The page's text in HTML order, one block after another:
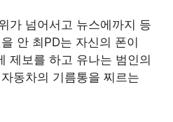
가 넘어서고 뉴스에까지 등
안 최PD는 자신의 폰이
제보를 하고 유나는 범인의
동차의 기름통을 찌르는